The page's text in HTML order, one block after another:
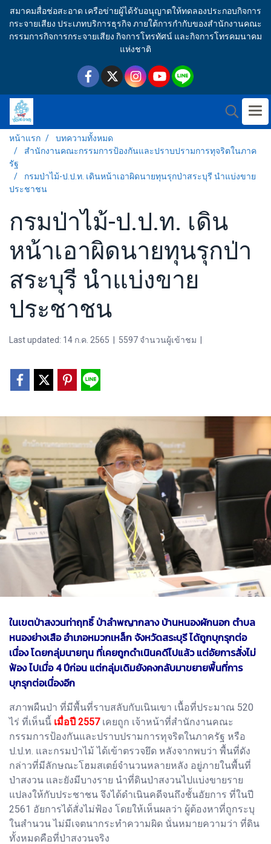
สมาคมสื่อช่อสะอาด เครือข่ายผู้ได้รับอนุญาตให้ทดลองประกอบกิจการ
กระจายเสียง ประเภทบริการธุรกิจ ภายใต้การกำกับของสำนักงานคณะ
กรรมการกิจการกระจายเสียง กิจการโทรทัศน์ และกิจการโทรคมนาคม
แห่งชาติ
หน้าแรก
บทความทั้งหมด
สำนักงานคณะกรรมการป้องกันและปราบปรามการทุจริตในภาค
รัฐ
กรมป่าไม้-ป.ป.ท. เดินหน้าเอาผิดนายทุนรุกป่าสระบุรี นำแบ่งขาย
ประชาชน
กรมป่าไม้-ป.ป.ท. เดิน
หน้าเอาผิดนายทุนรุกป่า
สระบุรี นำแบ่งขาย
ประชาชน
Last updated: 14 ก.ค. 2565 5597 จำนวนผู้เข้าชม
ในเขตป่าสงวนท่าฤทธิ์ ป่าลำพญากลาง บ้านหนองผักนอก ตำบล
หนองย่างเสือ อำเภอหมวกเหล็ก จังหวัดสระบุรี ได้ถูกบุกรุกต่อ
เนื่อง โดยกลุ่มนายทุน ที่เคยถูกดำเนินคดีไปแล้ว แต่อัยการสั่งไม่
ฟ้อง ไปเมื่อ 4 ปีก่อน แต่กลุ่มเดิมยังคงกลับมาขยายพื้นที่การ
บุกรุกต่อเนื่องอีก
สภาพผืนป่า ที่มีพื้นที่ราบสลับกับเนินเขา เนื้อที่ประมาณ 520
ไร่ ที่เห็นนี้ เมื่อปี 2557เคยถูก เจ้าหน้าที่สำนักงานคณะ
กรรมการป้องกันและปราบปรามการทุจริตในภาครัฐ หรือ
ป.ป.ท. และกรมป่าไม้ ได้เข้าตรวจยึด หลังจากพบว่า พื้นที่ดัง
กล่าวที่มีลักษณะโฮมสเตย์จำนวนหลายหลัง อยู่ภายในพื้นที่
ป่าสงวน และยังมีบางราย นำที่ดินป่าสงวนไปแบ่งขายราย
แปลงให้กับประชาชน จึงได้ดำเนินคดีจนถึงชั้นอัยการ ที่ในปี
2561 อัยการได้สั่งไม่ฟ้อง โดยให้เห็นผลว่า ผู้ต้องหาที่ถูกระบุ
ในสำนวน ไม่มีเจตนากระทำความผิด นั่นหมายความว่า ที่ดิน
ทั้งหมดคือที่ป่าสงวนจริง